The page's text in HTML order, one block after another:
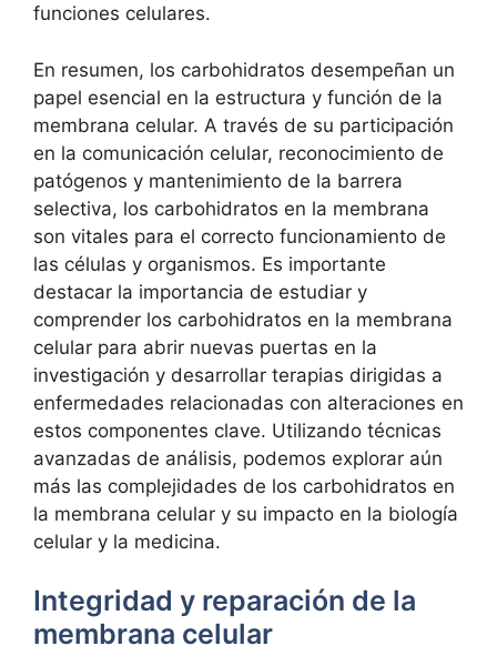
funciones celulares.
En resumen, los ⁣carbohidratos desempeñan​ un
papel esencial en‍ la estructura y función de la
membrana celular. A través de su participación
en ⁤la comunicación celular, reconocimiento de
patógenos y mantenimiento de ​la barrera
⁢selectiva, ​los​ carbohidratos en la membrana
son‌ vitales ⁤para ‍el⁤ correcto ⁤funcionamiento de
las células y organismos. Es importante
destacar la⁢ importancia de estudiar y
comprender ⁢los⁤ carbohidratos ‌en la ​membrana
celular para abrir nuevas puertas en⁤ la
investigación y​ desarrollar terapias dirigidas⁢ a
⁢enfermedades ⁤relacionadas con alteraciones ⁤en
estos componentes clave.​ Utilizando técnicas
avanzadas de⁢ análisis, podemos explorar aún
más ​las complejidades de los carbohidratos en
‌la membrana celular y su impacto‍ en ‍la biología
celular y la ‍medicina.
Integridad y reparación de la
‌membrana celular